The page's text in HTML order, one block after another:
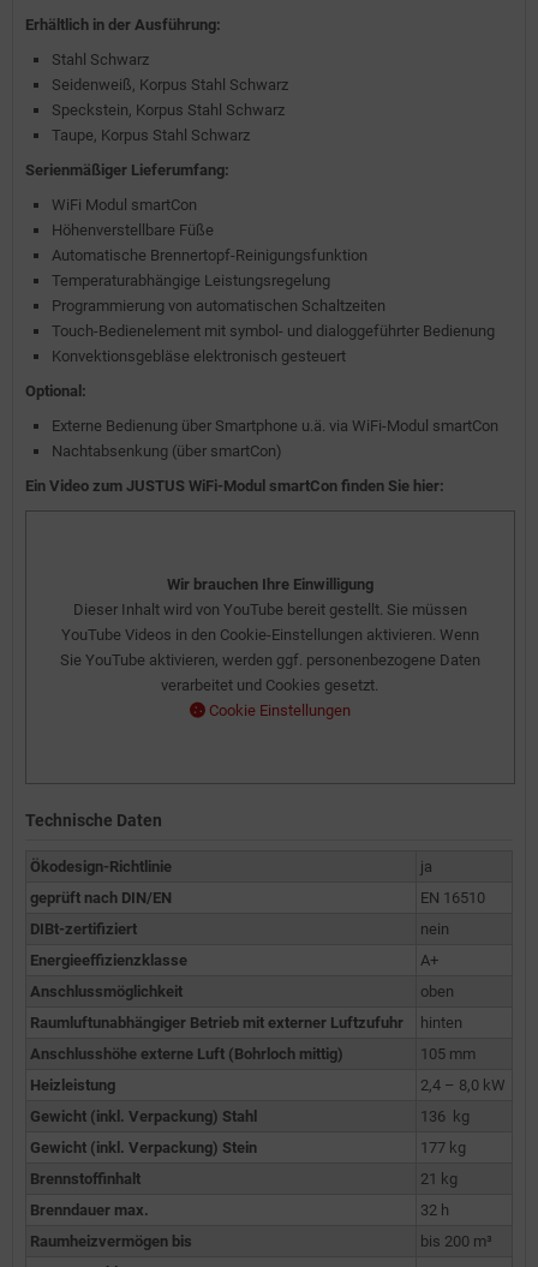
Erhältlich in der Ausführung:
Stahl Schwarz
Seidenweiß, Korpus Stahl Schwarz
Speckstein, Korpus Stahl Schwarz
Taupe, Korpus Stahl Schwarz
Serienmäßiger Lieferumfang:
WiFi Modul smartCon
Höhenverstellbare Füße
Automatische Brennertopf-Reinigungsfunktion
Temperaturabhängige Leistungsregelung
Programmierung von automatischen Schaltzeiten
Touch-Bedienelement mit symbol- und dialoggeführter Bedienung
Konvektionsgebläse elektronisch gesteuert
Optional:
Externe Bedienung über Smartphone u.ä. via WiFi-Modul smartCon
Nachtabsenkung (über smartCon)
Ein Video zum JUSTUS WiFi-Modul smartCon finden Sie hier:
Wir brauchen Ihre Einwilligung
Dieser Inhalt wird von YouTube bereit gestellt. Sie müssen
YouTube Videos in den Cookie-Einstellungen aktivieren. Wenn
Sie YouTube aktivieren, werden ggf. personenbezogene Daten
verarbeitet und Cookies gesetzt.
Cookie Einstellungen
Technische Daten
Ökodesign-Richtlinie
ja
geprüft nach DIN/EN
EN 16510
DIBt-zertifiziert
nein
Energieeffizienzklasse
A+
Anschlussmöglichkeit
oben
Raumluftunabhängiger Betrieb mit externer Luftzufuhr
hinten
Anschlusshöhe externe Luft (Bohrloch mittig)
105 mm
Heizleistung
2,4 – 8,0 kW
Gewicht (inkl. Verpackung) Stahl
136 kg
Gewicht (inkl. Verpackung) Stein
177 kg
Brennstoffinhalt
21 kg
Brenndauer max.
32 h
Raumheizvermögen bis
bis 200 m³